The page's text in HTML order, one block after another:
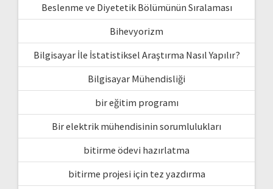
Beslenme ve Diyetetik Bölümünün Sıralaması
Bihevyorizm
Bilgisayar İle İstatistiksel Araştırma Nasıl Yapılır?
Bilgisayar Mühendisliği
bir eğitim programı
Bir elektrik mühendisinin sorumlulukları
bitirme ödevi hazırlatma
bitirme projesi için tez yazdırma